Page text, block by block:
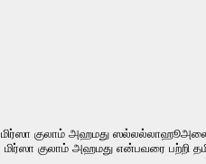
மிர்ஸா குலாம் அஹமது
மிர்ஸா குலாம் அஹமது என்பவரை பற்றி